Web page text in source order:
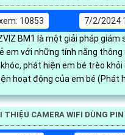
10853
7/2/2024
BM1 là một giải pháp giám
em với những tính năng thông
phát hiện em bé trèo khỏi
hoạt động của em bé (Phát
THIỆU CAMERA WIFI DÙNG